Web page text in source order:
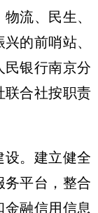
流、民生、
的前哨站、
民银行南京分
联合社按职责
。 建立健全
务平台，整合
金融信用信息